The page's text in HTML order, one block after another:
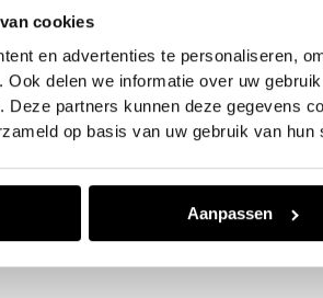
cookies
en advertenties te personaliseren,
Ook delen we informatie over uw
Deze partners kunnen deze gegevens
op basis van uw gebruik van hun
Aanpassen
has occurred while loading